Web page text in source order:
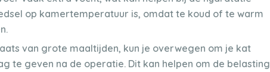
op kamertemperatuur is, omdat te koud of te warm
van grote maaltijden, kun je overwegen om je kat
te geven na de operatie. Dit kan helpen om de belasting